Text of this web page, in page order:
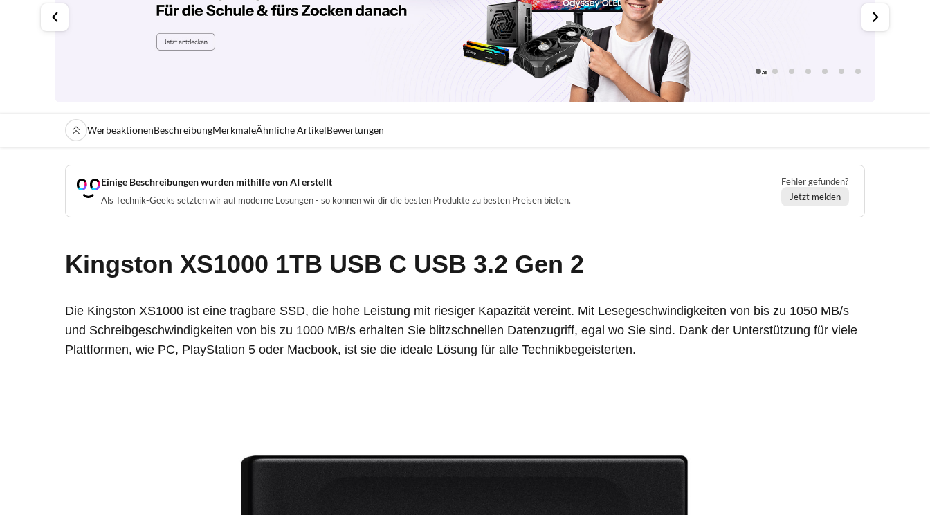
WerbeaktionenBeschreibungMerkmaleÄhnliche ArtikelBewertungen
Einige Beschreibungen wurden mithilfe von AI erstellt
Als Technik-Geeks setzten wir auf moderne Lösungen - so können wir dir die besten Produkte zu besten Preisen bieten.
Fehler gefunden?
Jetzt melden
Kingston XS1000 1TB USB C USB 3.2 Gen 2
Die Kingston XS1000 ist eine tragbare SSD, die hohe Leistung mit riesiger Kapazität vereint. Mit Lesegeschwindigkeiten von bis zu 1050 MB/s
und Schreibgeschwindigkeiten von bis zu 1000 MB/s erhalten Sie blitzschnellen Datenzugriff, egal wo Sie sind. Dank der Unterstützung für viele
Plattformen, wie PC, PlayStation 5 oder Macbook, ist sie die ideale Lösung für alle Technikbegeisterten.